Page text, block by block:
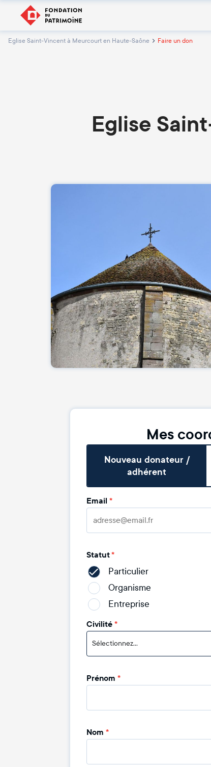
Eglise Saint-Vincent à Meurcourt en Haute-Saône Faire un don
Eglise
Mes
Nouveau donateur /
adhérent
Email *
Statut*
Particulier
Organisme
Entreprise
Civilité*
Sélectionnez...
Prénom *
Nom *